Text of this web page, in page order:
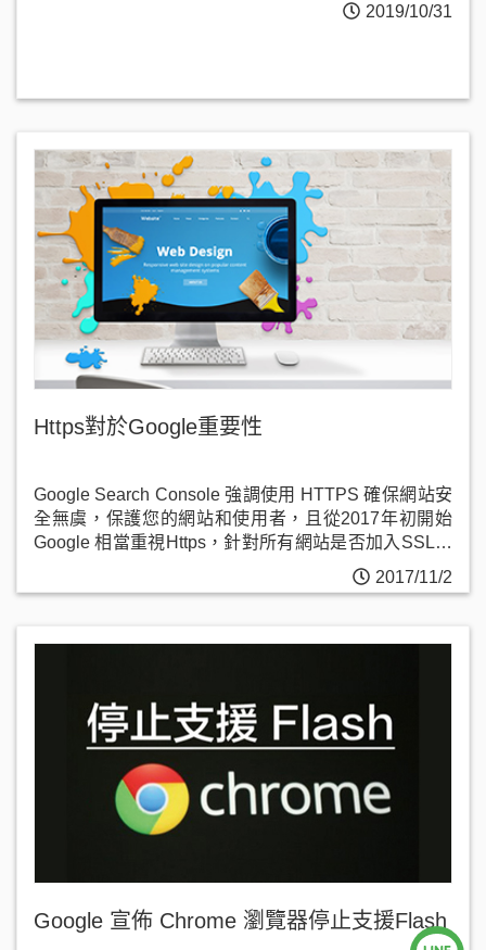
2019/10/31
Https對於Google重要性
Google Search Console 強調使用 HTTPS 確保網站安
全無虞，保護您的網站和使用者，且從2017年初開始
Google 相當重視Https，針對所有網站是否加入SSL安
2017/11/2
Google 宣佈 Chrome 瀏覽器停止支援Flash